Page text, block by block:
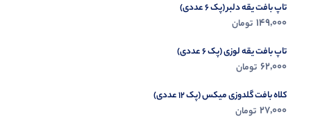
تاپ بافت یقه دلبر (پک 6 عددی)
149,000 تومان
تاپ بافت یقه لوزی (پک 6 عددی)
62,000 تومان
کلاه بافت گلدوزی میکس (پک 12 عددی)
27,000 تومان